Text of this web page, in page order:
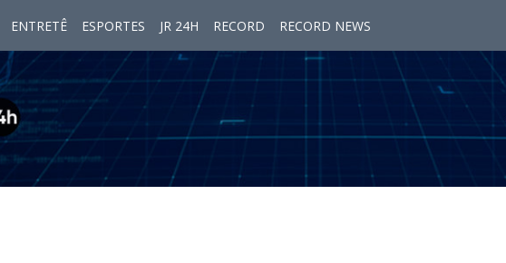
ENTRETÊ ESPORTES JR 24H RECORD RECORD NEWS